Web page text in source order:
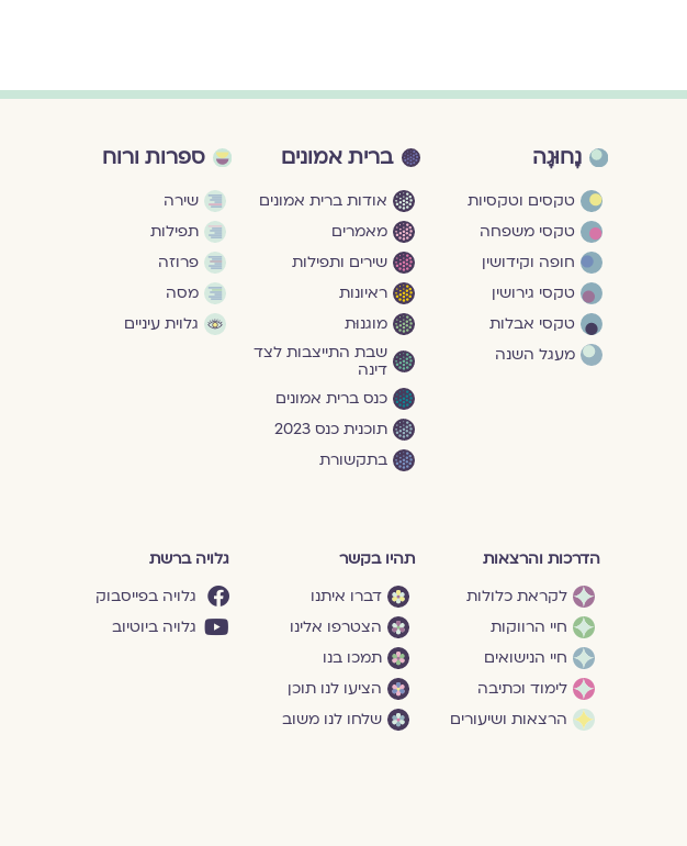
נָחוּגָה
טקסים וטקסיות
טקסי משפחה
חופה וקידושין
טקסי גירושין
טקסי אבלות
מעגל השנה
ברית אמונים
אודות ברית אמונים
מאמרים
שירים ותפילות
ראיונות
מוגנוּת
שבת התייצבות לצד
דינה
כנס ברית אמונים
תוכנית כנס 2023
בתקשורת
ספרות ורוח
שירה
תפילות
פרוזה
מסה
גלוית עיניים
הדרכות והרצאות
לקראת כלולות
חיי הרווקות
חיי הנישואים
לימוד וכתיבה
הרצאות ושיעורים
תהיו בקשר
דברו איתנו
הצטרפו אלינו
תמכו בנו
הציעו לנו תוכן
שלחו לנו משוב
גלויה ברשת
גלויה בפייסבוק
גלויה ביוטיוב